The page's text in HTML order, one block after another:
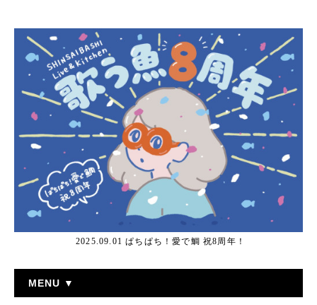
2025.09.01 ぱちぱち！愛で鯛 祝8周年！
MENU ▼